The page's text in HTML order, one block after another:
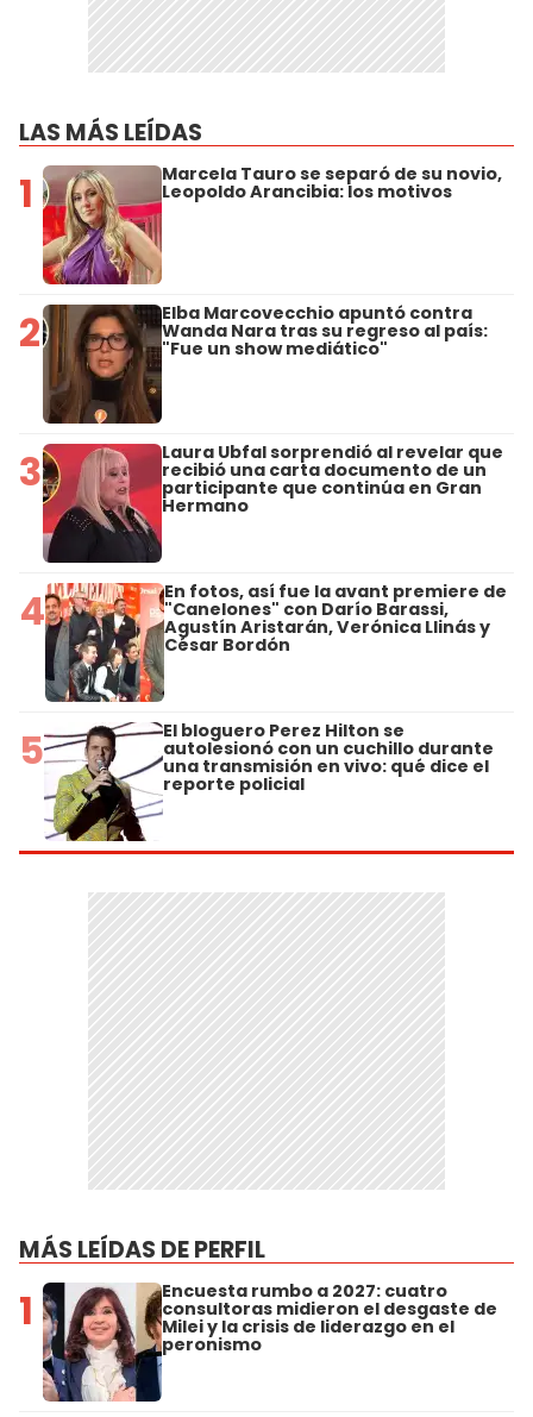
LAS MÁS LEÍDAS
1 Marcela Tauro se separó de su novio,
Leopoldo Arancibia: los motivos
2 Elba Marcovecchio apuntó contra
Wanda Nara tras su regreso al país:
"Fue un show mediático"
3 Laura Ubfal sorprendió al revelar que
recibió una carta documento de un
participante que continúa en Gran
Hermano
4 En fotos, así fue la avant premiere de
"Canelones" con Darío Barassi,
Agustín Aristarán, Verónica Llinás y
César Bordón
5 El bloguero Perez Hilton se
autolesionó con un cuchillo durante
una transmisión en vivo: qué dice el
reporte policial
MÁS LEÍDAS DE PERFIL
1 Encuesta rumbo a 2027: cuatro
consultoras midieron el desgaste de
Milei y la crisis de liderazgo en el
peronismo